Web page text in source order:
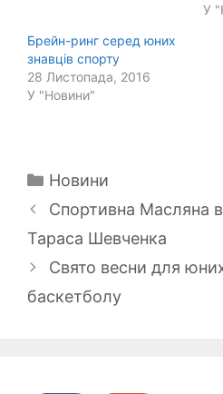
У
Брейн-ринг серед юних
знавців спорту
28 Листопада, 2016
У "Новини"
Категорії
Новини
Спортивна Масляна в
Тараса Шевченка
Свято весни для
баскетболу